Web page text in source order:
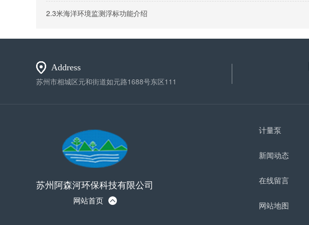
2.3米海洋环境监测浮标功能介绍
Address
苏州市相城区元和街道如元路1688号东区111
苏州阿森河环保科技有限公司
网站首页
计量泵
新闻动态
在线留言
网站地图